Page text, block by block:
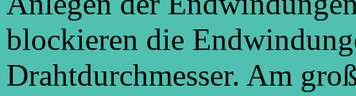
blockieren die
Drahtdurchmesser. Am